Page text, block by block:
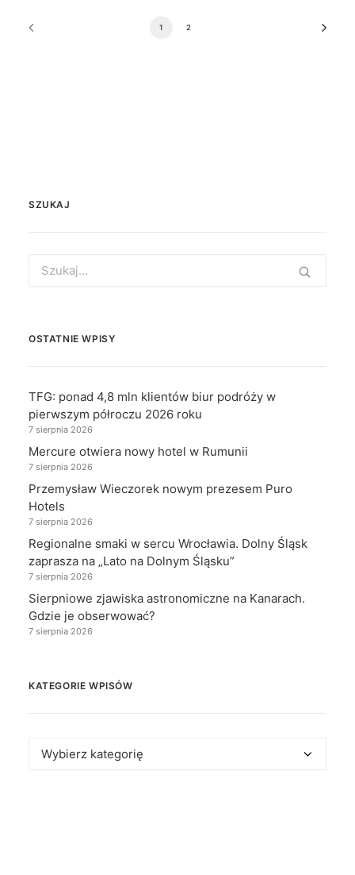
1 2
SZUKAJ
for:
OSTATNIE WPISY
TFG: ponad 4,8 mln klientów biur podróży w
pierwszym półroczu 2026 roku
7 sierpnia 2026
Mercure otwiera nowy hotel w Rumunii
7 sierpnia 2026
Przemysław Wieczorek nowym prezesem Puro
Hotels
7 sierpnia 2026
Regionalne smaki w sercu Wrocławia. Dolny Śląsk
zaprasza na „Lato na Dolnym Śląsku”
7 sierpnia 2026
Sierpniowe zjawiska astronomiczne na Kanarach.
Gdzie je obserwować?
7 sierpnia 2026
KATEGORIE WPISÓW
Kategorie